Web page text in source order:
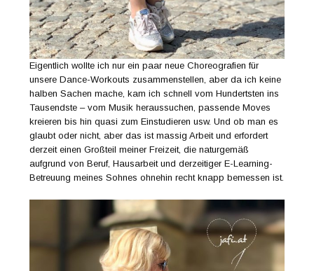
Eigentlich wollte ich nur ein paar neue Choreografien für
unsere Dance-Workouts zusammenstellen, aber da ich keine
halben Sachen mache, kam ich schnell vom Hundertsten ins
Tausendste – vom Musik heraussuchen, passende Moves
kreieren bis hin quasi zum Einstudieren usw. Und ob man es
glaubt oder nicht, aber das ist massig Arbeit und erfordert
derzeit einen Großteil meiner Freizeit, die naturgemäß
aufgrund von Beruf, Hausarbeit und derzeitiger E-Learning-
Betreuung meines Sohnes ohnehin recht knapp bemessen ist.